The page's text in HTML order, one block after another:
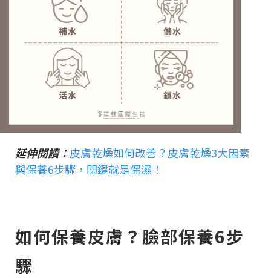
延伸閱讀：皮膚乾燥如何改善？皮膚乾燥3大因素
與保養6步驟，關鍵就是保濕！
如何保養皮膚？臉部保養6步
驟